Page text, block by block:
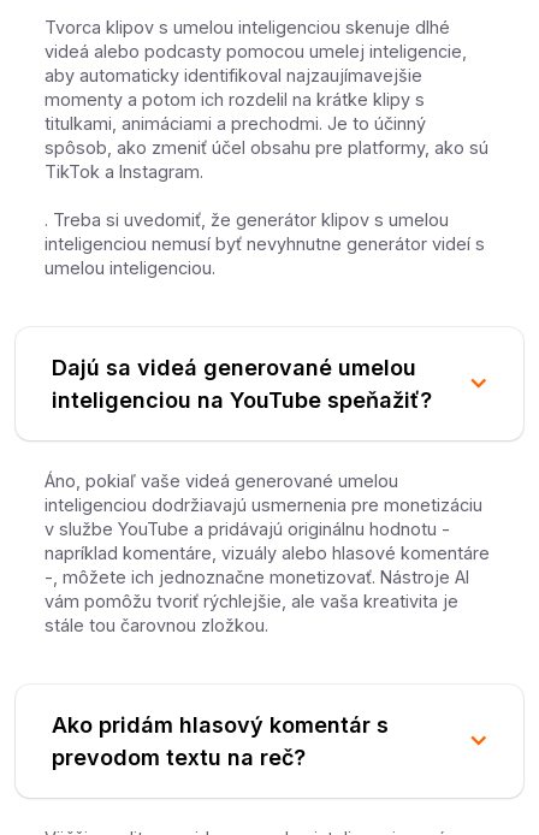
Tvorca klipov s umelou inteligenciou skenuje dlhé
videá alebo podcasty pomocou umelej inteligencie,
aby automaticky identifikoval najzaujímavejšie
momenty a potom ich rozdelil na krátke klipy s
titulkami, animáciami a prechodmi. Je to účinný
spôsob, ako zmeniť účel obsahu pre platformy, ako sú
TikTok a Instagram.
. Treba si uvedomiť, že generátor klipov s umelou
inteligenciou nemusí byť nevyhnutne generátor videí s
umelou inteligenciou.
Dajú sa videá generované umelou
inteligenciou na YouTube speňažiť?
Áno, pokiaľ vaše videá generované umelou
inteligenciou dodržiavajú usmernenia pre monetizáciu
v službe YouTube a pridávajú originálnu hodnotu -
napríklad komentáre, vizuály alebo hlasové komentáre
-, môžete ich jednoznačne monetizovať. Nástroje AI
vám pomôžu tvoriť rýchlejšie, ale vaša kreativita je
stále tou čarovnou zložkou.
Ako pridám hlasový komentár s
prevodom textu na reč?